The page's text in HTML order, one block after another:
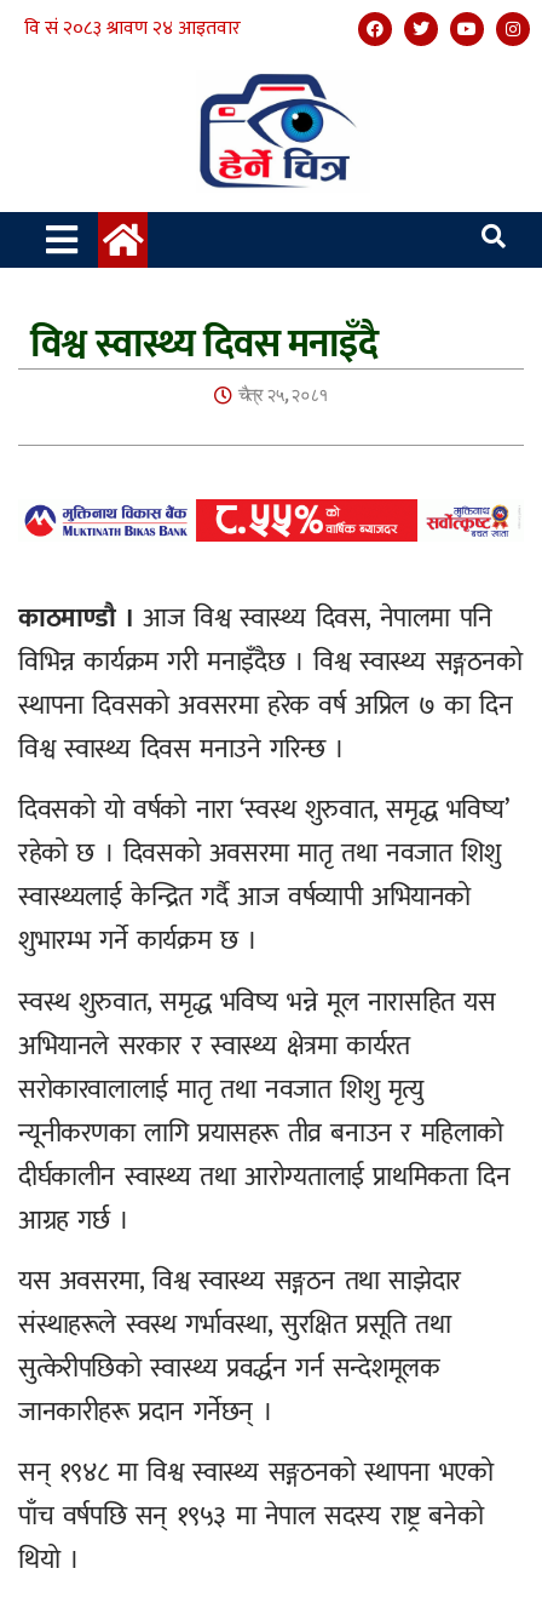
विश्व स्वास्थ्य दिवस मनाइँदै
चैत्र २५, २०८१
काठमाण्डौ । आज विश्व स्वास्थ्य दिवस, नेपालमा पनि
विभिन्न कार्यक्रम गरी मनाइँदैछ । विश्व स्वास्थ्य सङ्गठनको
स्थापना दिवसको अवसरमा हरेक वर्ष अप्रिल ७ का दिन
विश्व स्वास्थ्य दिवस मनाउने गरिन्छ ।
दिवसको यो वर्षको नारा ‘स्वस्थ शुरुवात, समृद्ध भविष्य’
रहेको छ । दिवसको अवसरमा मातृ तथा नवजात शिशु
स्वास्थ्यलाई केन्द्रित गर्दै आज वर्षव्यापी अभियानको
शुभारम्भ गर्ने कार्यक्रम छ ।
स्वस्थ शुरुवात, समृद्ध भविष्य भन्ने मूल नारासहित यस
अभियानले सरकार र स्वास्थ्य क्षेत्रमा कार्यरत
सरोकारवालालाई मातृ तथा नवजात शिशु मृत्यु
न्यूनीकरणका लागि प्रयासहरू तीव्र बनाउन र महिलाको
दीर्घकालीन स्वास्थ्य तथा आरोग्यतालाई प्राथमिकता दिन
आग्रह गर्छ ।
यस अवसरमा, विश्व स्वास्थ्य सङ्गठन तथा साझेदार
संस्थाहरूले स्वस्थ गर्भावस्था, सुरक्षित प्रसूति तथा
सुत्केरीपछिको स्वास्थ्य प्रवर्द्धन गर्न सन्देशमूलक
जानकारीहरू प्रदान गर्नेछन् ।
सन् १९४८ मा विश्व स्वास्थ्य सङ्गठनको स्थापना भएको
पाँच वर्षपछि सन् १९५३ मा नेपाल सदस्य राष्ट्र बनेको
थियो ।